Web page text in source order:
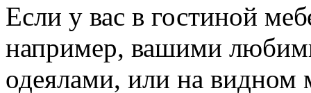
Если у вас в гостиной
например, вашими
одеялами, или на видном